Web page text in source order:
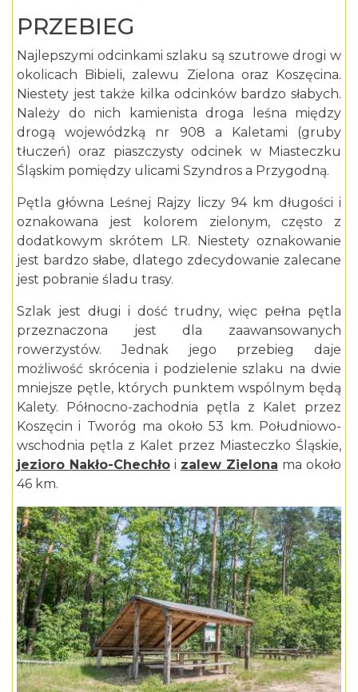
PRZEBIEG
Najlepszymi odcinkami szlaku są szutrowe drogi w
okolicach Bibieli, zalewu Zielona oraz Koszęcina.
Niestety jest także kilka odcinków bardzo słabych.
Należy do nich kamienista droga leśna między
drogą wojewódzką nr 908 a Kaletami (gruby
tłuczeń) oraz piaszczysty odcinek w Miasteczku
Śląskim pomiędzy ulicami Szyndros a Przygodną.
Pętla główna Leśnej Rajzy liczy 94 km długości i
oznakowana jest kolorem zielonym, często z
dodatkowym skrótem LR. Niestety oznakowanie
jest bardzo słabe, dlatego zdecydowanie zalecane
jest pobranie śladu trasy.
Szlak jest długi i dość trudny, więc pełna pętla
przeznaczona jest dla zaawansowanych
rowerzystów. Jednak jego przebieg daje
możliwość skrócenia i podzielenie szlaku na dwie
mniejsze pętle, których punktem wspólnym będą
Kalety. Północno-zachodnia pętla z Kalet przez
Koszęcin i Tworóg ma około 53 km. Południowo-
wschodnia pętla z Kalet przez Miasteczko Śląskie,
jezioro Nakło-Chechło i zalew Zielona ma około
46 km.